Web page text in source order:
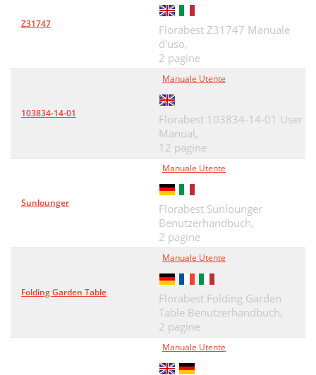
Z31747
Florabest Z31747 Manuale
d'uso,
2 pagine
103834-14-01
Manuale Utente
Florabest 103834-14-01 User
Manual,
12 pagine
Sunlounger
Manuale Utente
Florabest Sunlounger
Benutzerhandbuch,
2 pagine
Folding Garden Table
Manuale Utente
Florabest Folding Garden
Table Benutzerhandbuch,
2 pagine
Manuale Utente